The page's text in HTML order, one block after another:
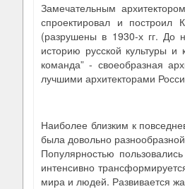
Замечательным
спроектировал и построил
(разрушены в 1930-х гг. До
историю русской культуры и
команда” - своеобразная
лучшими архитекторами
Наиболее близким к
была довольно
Популярностью
интенсивно
мира и людей. Развивается